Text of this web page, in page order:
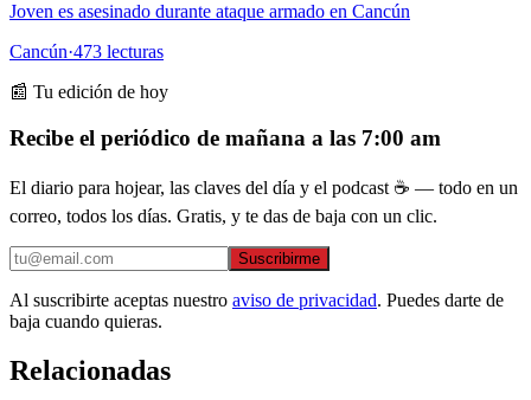
Joven es asesinado durante ataque armado en Cancún
Cancún·473 lecturas
📰 Tu edición de hoy
Recibe el periódico de mañana a las 7:00 am
El diario para hojear, las claves del día y el podcast ☕ — todo en un
correo, todos los días. Gratis, y te das de baja con un clic.
Suscribirme
Al suscribirte aceptas nuestro aviso de privacidad. Puedes darte de
baja cuando quieras.
Relacionadas